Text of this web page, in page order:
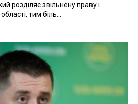
розділяє звільнену праву і
тим біль...